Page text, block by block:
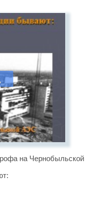
на Чернобыльской